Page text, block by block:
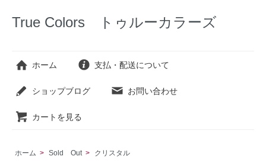
True Colors トゥルーカラーズ
ホーム 支払・配送について
ショップブログ お問い合わせ
カートを見る
ホーム > Sold Out > クリスタル